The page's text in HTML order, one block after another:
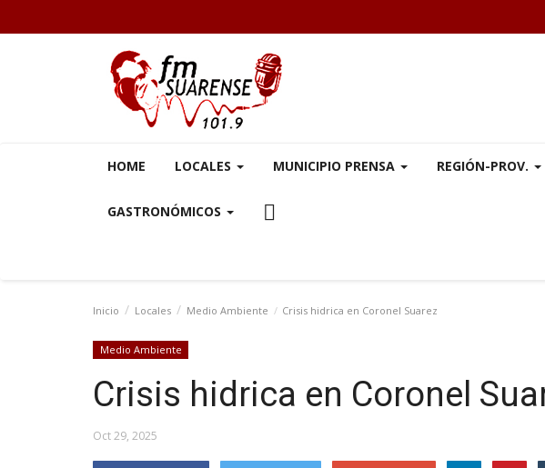
HOME LOCALES MUNICIPIO PRENSA REGIÓN-PROV.
GASTRONÓMICOS
Inicio Locales Medio Ambiente Crisis hidrica en Coronel Suarez
Medio Ambiente
Crisis hidrica en Coronel
Oct 29, 2025